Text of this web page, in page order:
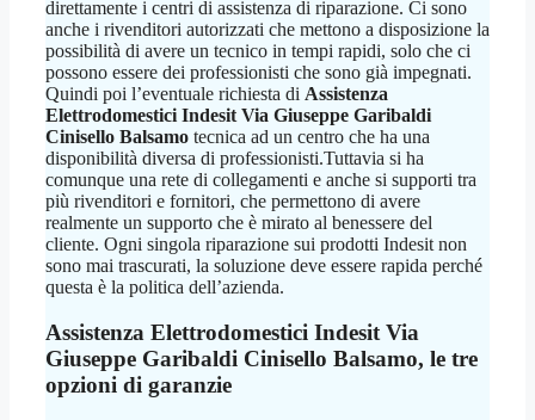
direttamente i centri di assistenza di riparazione. Ci sono
anche i rivenditori autorizzati che mettono a disposizione la
possibilità di avere un tecnico in tempi rapidi, solo che ci
possono essere dei professionisti che sono già impegnati.
Quindi poi l’eventuale richiesta di Assistenza
Elettrodomestici Indesit Via Giuseppe Garibaldi
Cinisello Balsamo tecnica ad un centro che ha una
disponibilità diversa di professionisti.Tuttavia si ha
comunque una rete di collegamenti e anche si supporti tra
più rivenditori e fornitori, che permettono di avere
realmente un supporto che è mirato al benessere del
cliente. Ogni singola riparazione sui prodotti Indesit non
sono mai trascurati, la soluzione deve essere rapida perché
questa è la politica dell’azienda.
Assistenza Elettrodomestici Indesit Via
Giuseppe Garibaldi Cinisello Balsamo, le tre
opzioni di garanzie